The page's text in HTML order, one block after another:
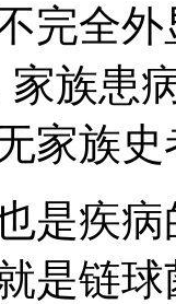
完全
家族患
家族史
是疾
是链